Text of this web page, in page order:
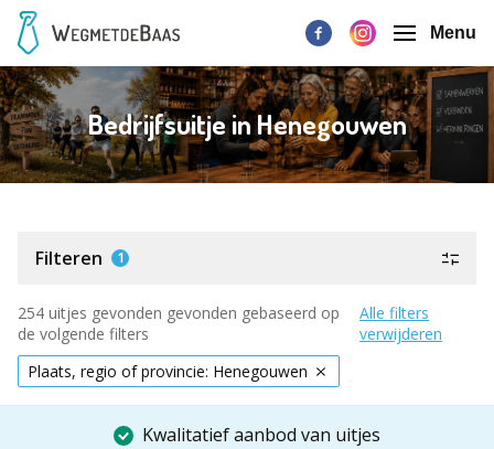
Menu
Bedrijfsuitje in Henegouwen
Filteren 1
254 uitjes gevonden gevonden gebaseerd op
de volgende filters
Alle filters
verwijderen
Plaats, regio of provincie: Henegouwen
Kwalitatief aanbod van uitjes